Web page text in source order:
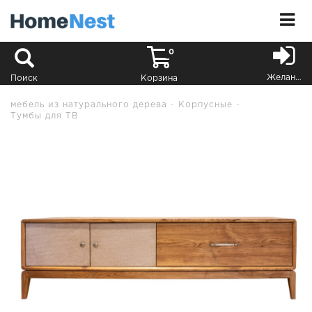
Поиск
0
Корзина Желания
мебель из натурального дерева
Корпусные
Тумбы для ТВ